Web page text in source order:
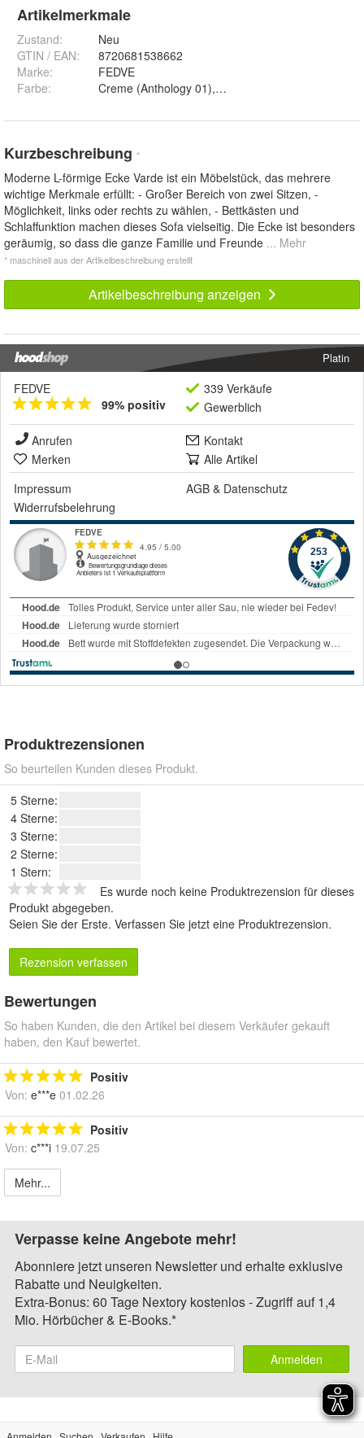
Artikelmerkmale
Zustand:
Neu
GTIN / EAN:
8720681538662
Marke:
FEDVE
Farbe: Creme (Anthology 01), Beige (Anthology 02),
Kurzbeschreibung *
Moderne L-förmige Ecke Varde ist ein Möbelstück, das mehrere
wichtige Merkmale erfüllt: - Großer Bereich von zwei Sitzen, -
Möglichkeit, links oder rechts zu wählen, - Bettkästen und
Schlaffunktion machen dieses Sofa vielseitig. Die Ecke ist besonders
geräumig, so dass die ganze Familie und Freunde ... Mehr
* maschinell aus der Artikelbeschreibung erstellt
Artikelbeschreibung anzeigen
Platin
FEDVE
99% positiv
339 Verkäufe
Gewerblich
Anrufen
Kontakt
Merken
Alle Artikel
Impressum
AGB & Datenschutz
Widerrufsbelehrung
Produktrezensionen
So beurteilen Kunden dieses Produkt.
5 Sterne:
4 Sterne:
3 Sterne:
2 Sterne:
1 Stern:
Es wurde noch keine Produktrezension für dieses
Produkt abgegeben.
Seien Sie der Erste. Verfassen Sie jetzt eine Produktrezension.
Rezension verfassen
Bewertungen
So haben Kunden, die den Artikel bei diesem Verkäufer gekauft
haben, den Kauf bewertet.
Positiv
Von: e***e 01.02.26
Positiv
Von: c***i 19.07.25
Mehr...
Verpasse keine Angebote mehr!
Abonniere jetzt unseren Newsletter und erhalte exklusive
Rabatte und Neuigkeiten.
Extra-Bonus: 60 Tage Nextory kostenlos - Zugriff auf 1,4
Mio. Hörbücher & E-Books.*
Anmelden